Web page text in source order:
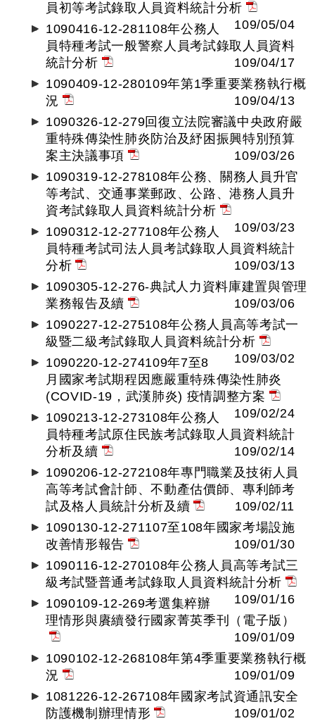
員初等考試錄取人員資料統計分析
109/05/04
1090416-12-281108年公務人
員特種考試一般警察人員考試錄取人員資料
統計分析
109/04/17
1090409-12-280109年第1季重要業務執行概
況
109/04/13
1090326-12-279回復立法院審議中央政府嚴
重特殊傳染性肺炎防治及紓困振興特別預算
案主決議事項
109/03/26
1090319-12-278108年公務、關務人員升官
等考試、交通事業郵政、公路、港務人員升
資考試錄取人員資料統計分析
109/03/23
1090312-12-277108年公務人
員特種考試司法人員考試錄取人員資料統計
分析
109/03/13
1090305-12-276-典試人力資料庫建置與管理
業務報告及續
109/03/06
1090227-12-275108年公務人員高等考試一
級暨二級考試錄取人員資料統計分析
109/03/02
1090220-12-274109年7至8
月國家考試期程因應嚴重特殊傳染性肺炎
(COVID-19，武漢肺炎) 疫情調整方案
109/02/24
1090213-12-273108年公務人
員特種考試原住民族考試錄取人員資料統計
分析及續
109/02/14
1090206-12-272108年專門職業及技術人員
高等考試會計師、不動產估價師、專利師考
試及格人員統計分析及續
109/02/11
1090130-12-271107至108年國家考場設施
改善情形報告
109/01/30
1090116-12-270108年公務人員高等考試三
級考試暨普通考試錄取人員資料統計分析
109/01/16
1090109-12-269考選集粹辦
理情形與賡續發行國家菁英季刊（電子版）
109/01/09
1090102-12-268108年第4季重要業務執行概
況
109/01/09
1081226-12-267108年國家考試資通訊安全
防護機制辦理情形
109/01/02